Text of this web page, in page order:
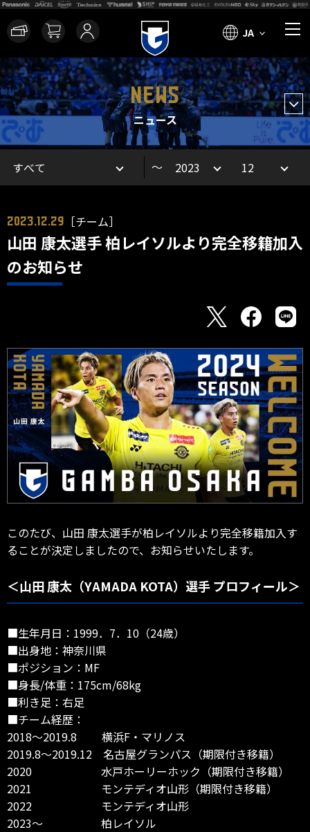
JA
NEWS
ニュース
～
2023.12.29 ［チーム］
山田 康太選手 柏レイソルより完全移籍加入
のお知らせ
このたび、山田 康太選手が柏レイソルより完全移籍加入す
ることが決定しましたので、お知らせいたします。
＜山田 康太（YAMADA KOTA）選手 プロフィール＞
■生年月日：1999．7．10（24歳）
■出身地：神奈川県
■ポジション：MF
■身長/体重：175cm/68kg
■利き足：右足
■チーム経歴：
2018～2019.8 横浜F・マリノス
2019.8～2019.12 名古屋グランパス（期限付き移籍）
2020 水戸ホーリーホック（期限付き移籍）
2021 モンテディオ山形（期限付き移籍）
2022 モンテディオ山形
2023～ 柏レイソル